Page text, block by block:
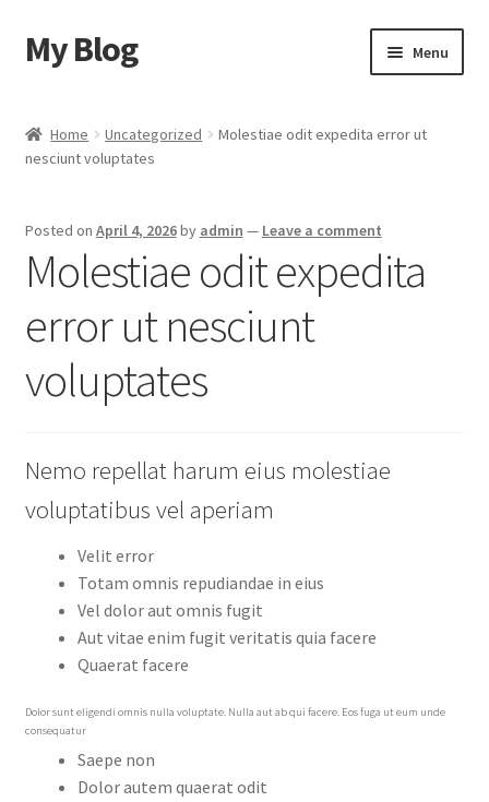
Skip
to
Skip
to
My Blog Menu
Cart
Checkout
My account
Sample Page
Shop
Home Uncategorized
Molestiae odit expedita error ut
nesciunt voluptates
Posted on April 4, 2026by admin — Leave a comment
Molestiae odit expedita
error ut nesciunt
voluptates
Nemo repellat harum eius molestiae
voluptatibus vel aperiam
Velit error
Totam omnis repudiandae in eius
Vel dolor aut omnis fugit
Aut vitae enim fugit veritatis quia facere
Quaerat facere
Dolor sunt eligendi omnis nulla voluptate. Nulla aut ab qui facere. Eos fuga ut eum unde
consequatur
Saepe non
Dolor autem quaerat odit